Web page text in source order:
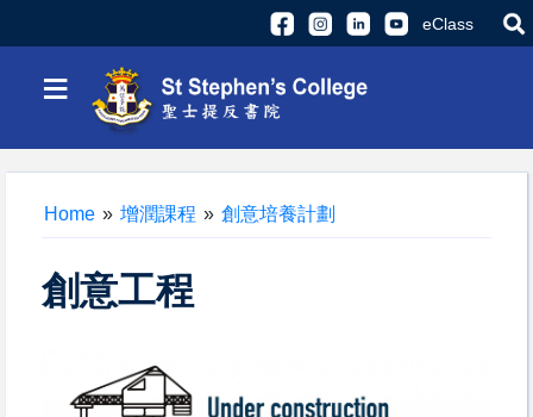
eClass
≡
Home » 增潤課程 » 創意培養計劃
創意工程